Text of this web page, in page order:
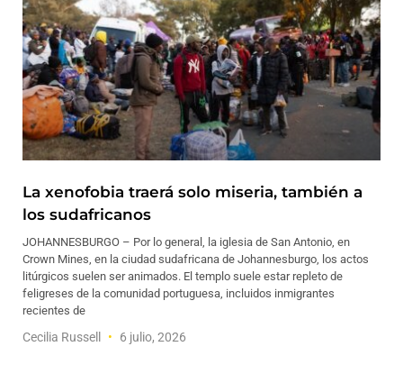
La xenofobia traerá solo miseria, también a
los sudafricanos
JOHANNESBURGO – Por lo general, la iglesia de San Antonio, en
Crown Mines, en la ciudad sudafricana de Johannesburgo, los actos
litúrgicos suelen ser animados. El templo suele estar repleto de
feligreses de la comunidad portuguesa, incluidos inmigrantes
recientes de
Cecilia Russell 6 julio, 2026